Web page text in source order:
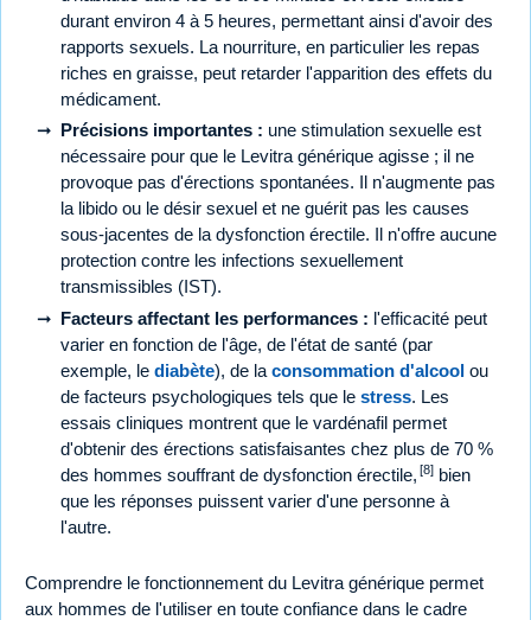
durant environ 4 à 5 heures, permettant ainsi d'avoir des
rapports sexuels. La nourriture, en particulier les repas
riches en graisse, peut retarder l'apparition des effets du
médicament.
Précisions importantes : une stimulation sexuelle est
nécessaire pour que le Levitra générique agisse ; il ne
provoque pas d'érections spontanées. Il n'augmente pas
la libido ou le désir sexuel et ne guérit pas les causes
sous-jacentes de la dysfonction érectile. Il n'offre aucune
protection contre les infections sexuellement
transmissibles (IST).
Facteurs affectant les performances : l'efficacité peut
varier en fonction de l'âge, de l'état de santé (par
exemple, le diabète), de la consommation d'alcool ou
de facteurs psychologiques tels que le stress. Les
essais cliniques montrent que le vardénafil permet
d'obtenir des érections satisfaisantes chez plus de 70 %
des hommes souffrant de dysfonction érectile, [8] bien
que les réponses puissent varier d'une personne à
l'autre.
Comprendre le fonctionnement du Levitra générique permet
aux hommes de l'utiliser en toute confiance dans le cadre